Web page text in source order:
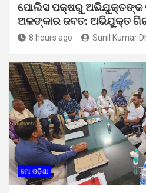
ପୋଲିସ ପକ୍ଷରୁ ଅଭିଯୁକ୍ତଙ୍କ
ଅଳଙ୍କାର ଜବତ: ଅଭିଯୁକ୍ତ
8 hours ago Sunil Kumar
ମୋ ଓଡ଼ିଶା